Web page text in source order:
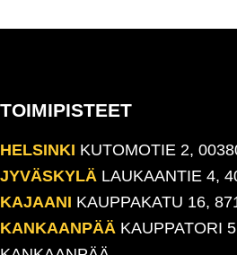
TOIMIPISTEET
HELSINKI KUTOMOTIE 2,
JYVÄSKYLÄ LAUKAANTIE 4,
KAJAANI KAUPPAKATU 16,
KANKAANPÄÄ KAUPPATORI